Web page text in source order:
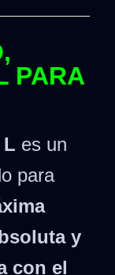
PARA
L es un
para
y
con el